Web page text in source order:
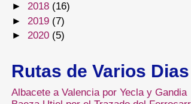
► 2018 (16)
► 2019 (7)
► 2020 (5)
Rutas de Varios Dias
Albacete a Valencia por Yecla y Gandia